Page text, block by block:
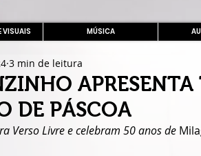
VISUAIS MÚSICA
DE PÁSCOA
3 min de leitura
Verso Livre e celebram 50 anos de